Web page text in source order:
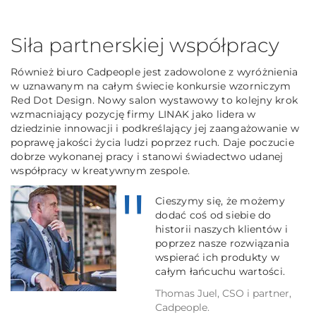
Siła partnerskiej współpracy
Również biuro Cadpeople jest zadowolone z wyróżnienia
w uznawanym na całym świecie konkursie wzorniczym
Red Dot Design. Nowy salon wystawowy to kolejny krok
wzmacniający pozycję firmy LINAK jako lidera w
dziedzinie innowacji i podkreślający jej zaangażowanie w
poprawę jakości życia ludzi poprzez ruch. Daje poczucie
dobrze wykonanej pracy i stanowi świadectwo udanej
współpracy w kreatywnym zespole.
Cieszymy się, że możemy
dodać coś od siebie do
historii naszych klientów i
poprzez nasze rozwiązania
wspierać ich produkty w
całym łańcuchu wartości.
Thomas Juel, CSO i partner,
Cadpeople.